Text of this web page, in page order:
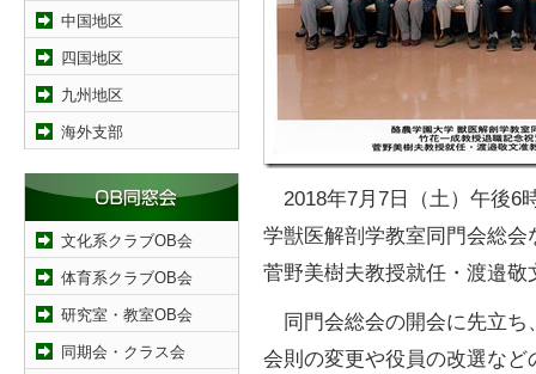
中国地区
四国地区
九州地区
海外支部
文化系クラブOB会
体育系クラブOB会
研究室・教室OB会
同期会・クラス会
2018年7月7日（土）午後6
学獣医解剖学教室同門会総
菅野美樹夫教授就任・渡邉
同門会総会の開会に先立ち
会則の変更や役員の改選など